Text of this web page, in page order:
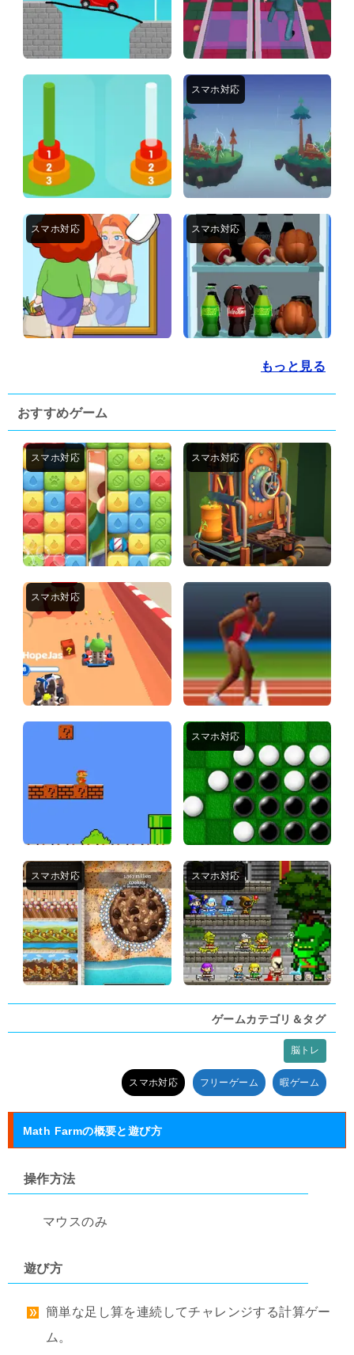
もっと見る
おすすめゲーム
ゲームカテゴリ＆タグ
脳トレ
スマホ対応 フリーゲーム 暇ゲーム
Math Farmの概要と遊び方
操作方法
マウスのみ
遊び方
簡単な足し算を連続してチャレンジする計算ゲー
ム。